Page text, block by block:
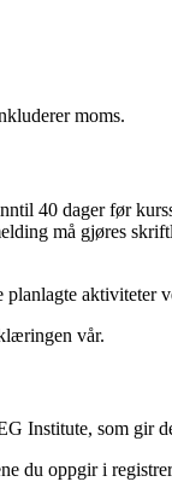
moms.
40 dager før
må gjøres
aktiviteter
vår.
Institute, som
du oppgir i